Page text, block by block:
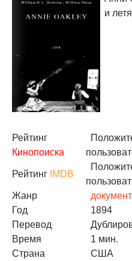
и
Рейтинг
Кинопоиска
Рейтинг IMDB
Жанр
Год
1894
Перевод
Время
1 мин.
Страна
США